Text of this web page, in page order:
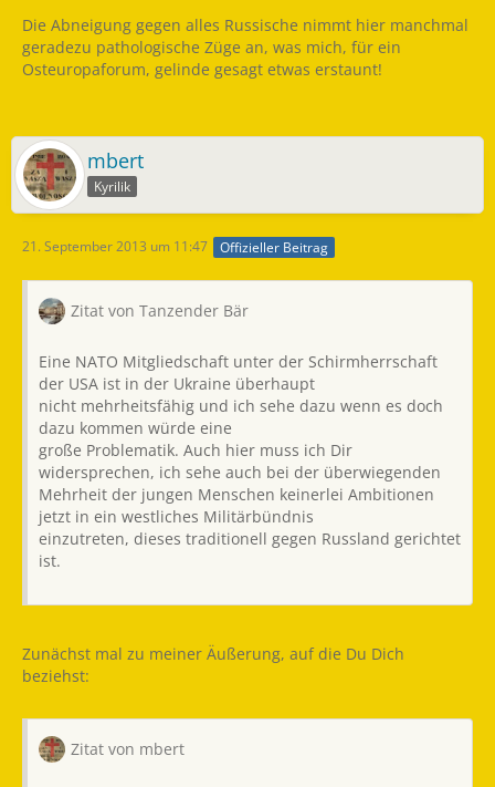
Die Abneigung gegen alles Russische nimmt hier manchmal
geradezu pathologische Züge an, was mich, für ein
Osteuropaforum, gelinde gesagt etwas erstaunt!
mbert
Kyrilik
21. September 2013 um 11:47 Offizieller Beitrag
Zitat von Tanzender Bär
Eine NATO Mitgliedschaft unter der Schirmherrschaft
der USA ist in der Ukraine überhaupt
nicht mehrheitsfähig und ich sehe dazu wenn es doch
dazu kommen würde eine
große Problematik. Auch hier muss ich Dir
widersprechen, ich sehe auch bei der überwiegenden
Mehrheit der jungen Menschen keinerlei Ambitionen
jetzt in ein westliches Militärbündnis
einzutreten, dieses traditionell gegen Russland gerichtet
ist.
Zunächst mal zu meiner Äußerung, auf die Du Dich
beziehst:
Zitat von mbert